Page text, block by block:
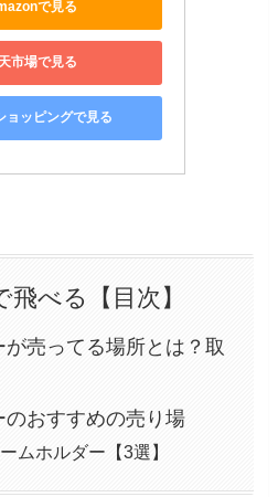
で見る
市場で見る
ョッピングで見る
飛べる【目次】
売ってる場所とは？取
のおすすめの売り場
ムホルダー【3選】